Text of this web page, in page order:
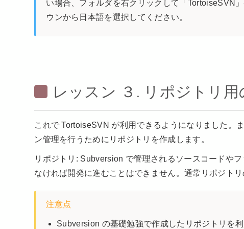
い場合、フォルダを右クリックして「TortoiseSVN
ウンから日本語を選択してください。
レッスン ３. リポジトリ
これで TortoiseSVN が利用できるようになりました。
ン管理を行うためにリポジトリを作成します。
リポジトリ: Subversion で管理されるソースコードや
なければ開発に進むことはできません。通常リポジト
注意点
Subversion の基礎勉強で作成したリポジトリを利